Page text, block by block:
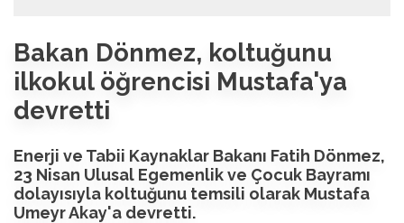
Bakan Dönmez, koltuğunu
ilkokul öğrencisi Mustafa'ya
devretti
Enerji ve Tabii Kaynaklar Bakanı Fatih Dönmez,
23 Nisan Ulusal Egemenlik ve Çocuk Bayramı
dolayısıyla koltuğunu temsili olarak Mustafa
Umeyr Akay'a devretti.